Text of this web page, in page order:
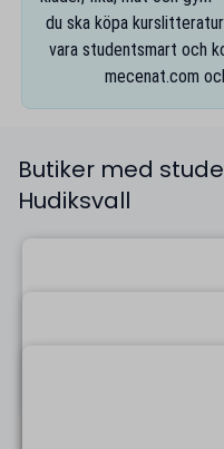
du ska köpa
vara studentsmart och
mecenat.com
Butiker med
Hudiksvall